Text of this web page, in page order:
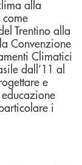
alla
Trentino alla
Convenzione
Climatici
dall’11 al
e
i